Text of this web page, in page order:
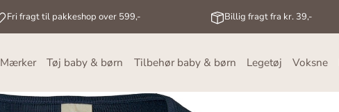
Fri fragt til pakkeshop over 599,- Billig fragt fra kr. 39,-
Mærker Tøj baby & børn Tilbehør baby & børn Legetøj Voksne